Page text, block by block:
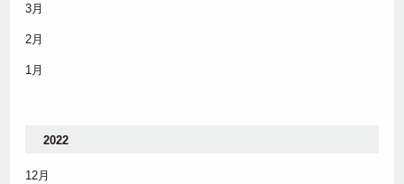
3月
2月
1月
2022
12月